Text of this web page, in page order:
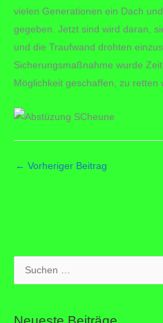
vielen Generationen ein Dach
gegeben. Jetzt sind wird daran,
und die Traufwand drohten
Sicherungsmaßnahme wurde
Möglichkeit geschaffen, zu retten
← Vorheriger Beitrag
u
h